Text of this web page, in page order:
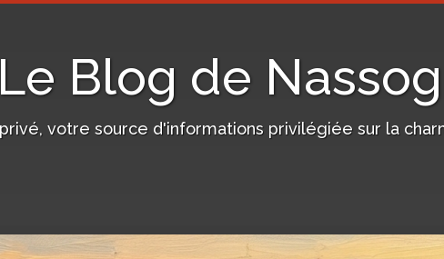
Le Blog de
votre source d'informations privilégiée sur la